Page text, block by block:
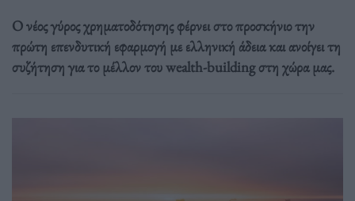
Ο νέος γύρος χρηματοδότησης φέρνει στο προσκήνιο την
πρώτη επενδυτική εφαρμογή με ελληνική άδεια και ανοίγει τη
συζήτηση για το μέλλον του wealth-building στη χώρα μας.